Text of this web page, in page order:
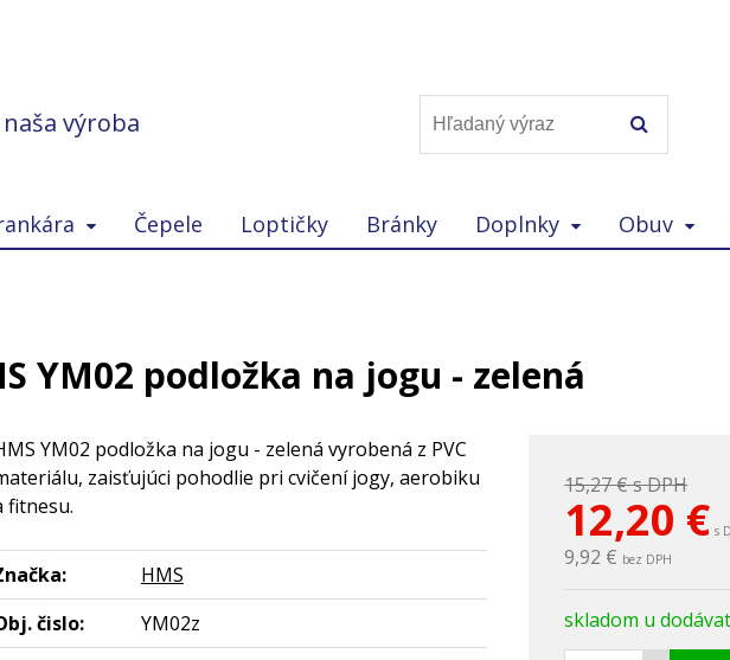
výroba
Čepele Loptičky Bránky Doplnky Obuv
YM02 podložka na jogu - zelená
15,27 €s DPH
12,20 € s
9,92 € bez DPH
skladom u
YM02 podložka na jogu - zelená vyrobená z PVC
zaisťujúci pohodlie pri cvičení jogy, aerobiku
fitnesu.
HMS
čislo:
YM02z